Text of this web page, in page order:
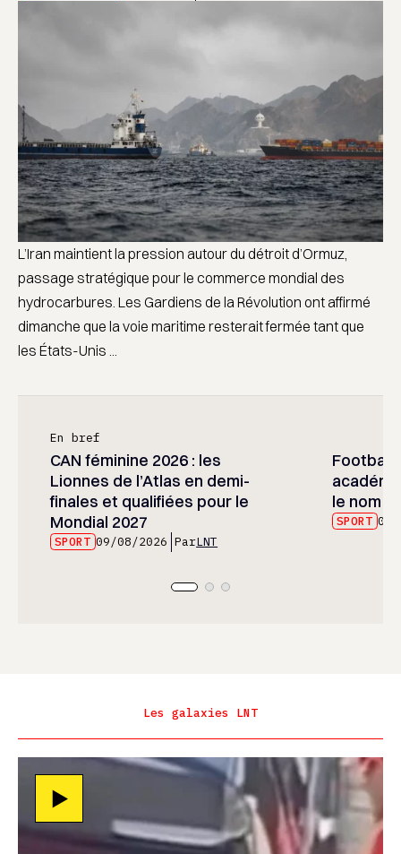
L’Iran maintient la pression autour du détroit d’Ormuz,
passage stratégique pour le commerce mondial des
hydrocarbures. Les Gardiens de la Révolution ont affirmé
dimanche que la voie maritime resterait fermée tant que
les États-Unis ...
En bref
CAN féminine 2026 : les
Lionnes de l’Atlas en demi-
finales et qualifiées pour le
Mondial 2027
SPORT 09/08/2026 ParLNT
Football
le nom
SPORT 09/
Les galaxies LNT